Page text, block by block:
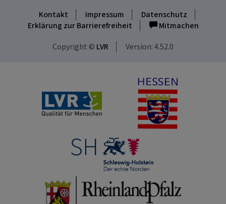
Kontakt Impressum
Datenschutz
Erklärung zur Barrierefreiheit
Mitmachen
Copyright © LVR Version: 4.52.0